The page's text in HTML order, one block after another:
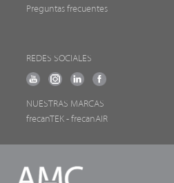
Preguntas frecuentes
REDES SOCIALES
NUESTRAS MARCAS
frecanTEK - frecanAIR